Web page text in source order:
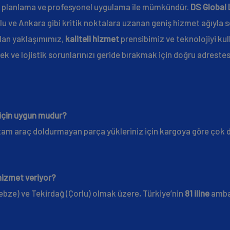
ve profesyonel uygulama ile mümkündür. DS
ve Ankara gibi kritik noktalara uzanan geniş hizmet
yaklaşımımız, kaliteli hizmet prensibimiz ve teknolojiyi
ve lojistik sorunlarınızı geride bırakmak için doğru
uygun mudur?
araç doldurmayan parça yükleriniz için kargoya göre çok
veriyor?
ve Tekirdağ (Çorlu) olmak üzere, Türkiye’nin 81 iline